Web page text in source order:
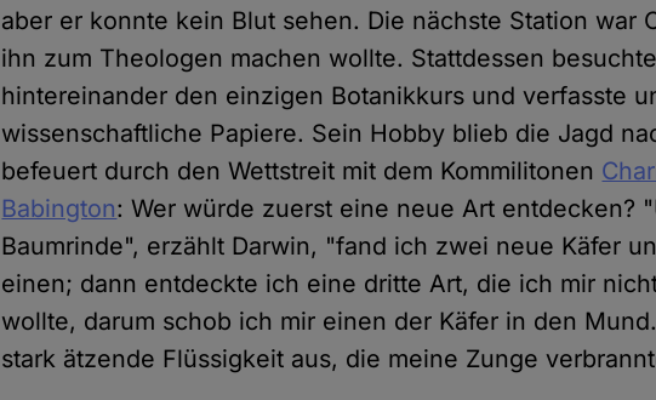
aber er konnte kein Blut sehen. Die nächste Station war
ihn zum Theologen machen wollte. Stattdessen
hintereinander den einzigen Botanikkurs und verfasste
wissenschaftliche Papiere. Sein Hobby blieb die Jagd
befeuert durch den Wettstreit mit dem Kommilitonen
Babington: Wer würde zuerst eine neue Art entdecken?
Baumrinde", erzählt Darwin, "fand ich zwei neue Käfer
einen; dann entdeckte ich eine dritte Art, die ich mir
wollte, darum schob ich mir einen der Käfer in den
stark ätzende Flüssigkeit aus, die meine Zunge